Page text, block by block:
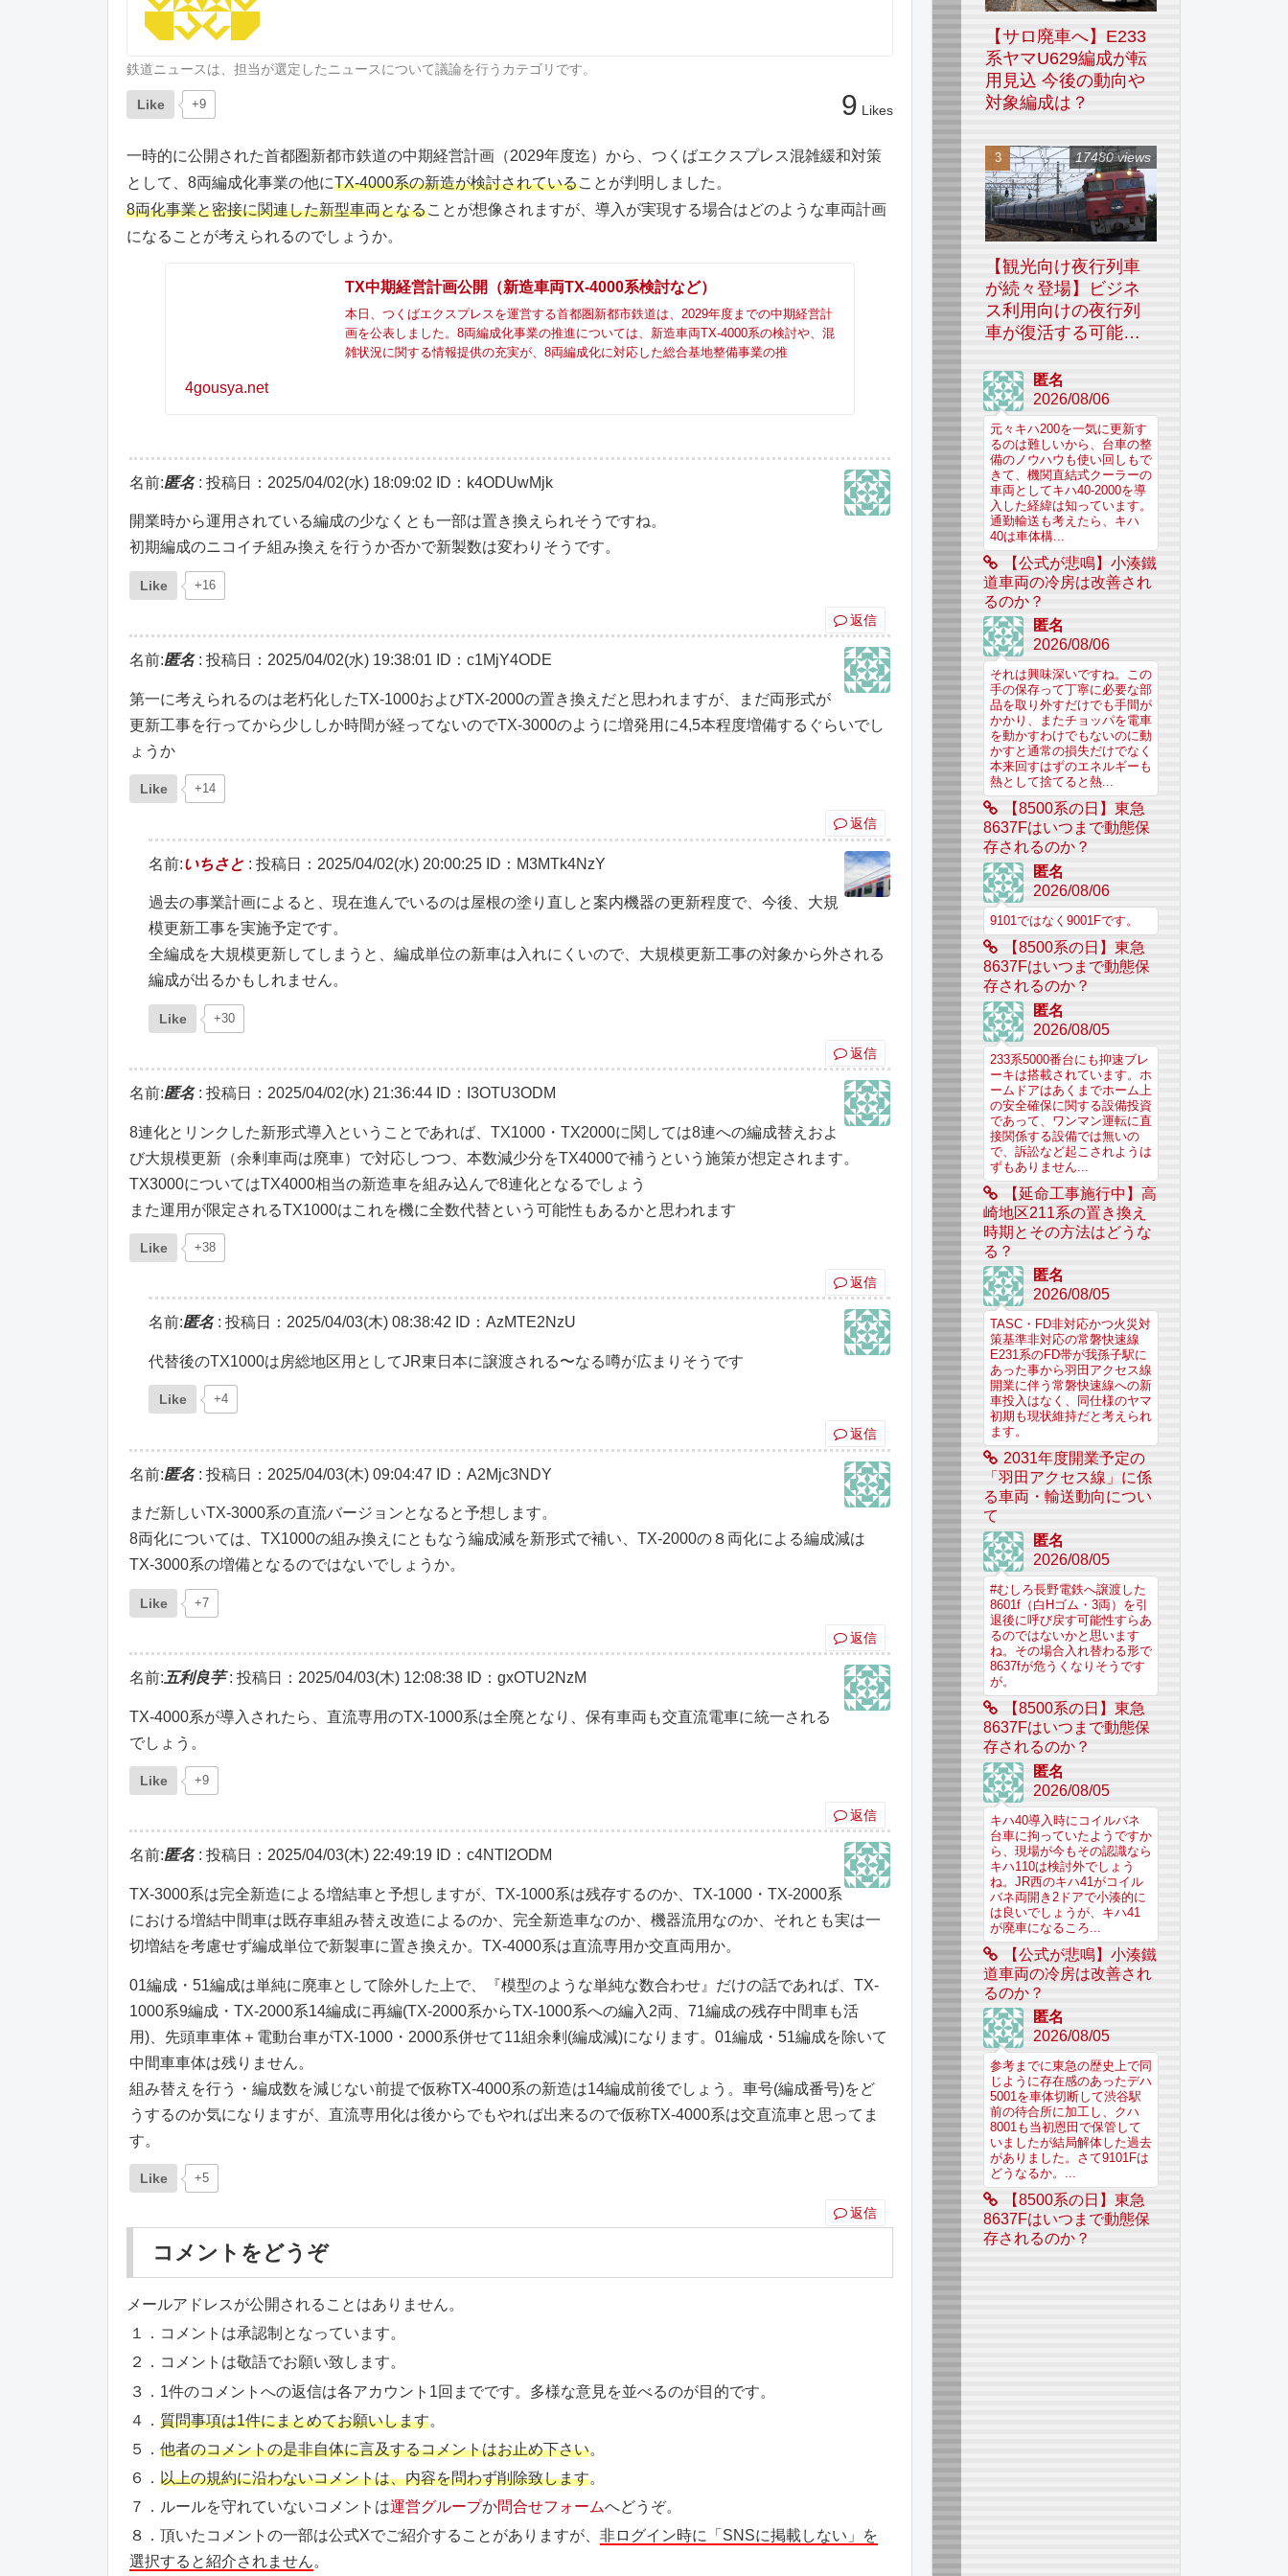
鉄道ニュースは、担当が選定したニュースについて議論を行うカテゴリです。
Like +9 9 Likes
一時的に公開された首都圏新都市鉄道の中期経営計画（2029年度迄）から、つくばエクスプレス混雑緩和対策
として、8両編成化事業の他にTX-4000系の新造が検討されていることが判明しました。
8両化事業と密接に関連した新型車両となることが想像されますが、導入が実現する場合はどのような車両計画
になることが考えられるのでしょうか。
TX中期経営計画公開（新造車両TX-4000系検討など）
本日、つくばエクスプレスを運営する首都圏新都市鉄道は、2029年度までの中期経営計
画を公表しました。8両編成化事業の推進については、新造車両TX-4000系の検討や、混
雑状況に関する情報提供の充実が、8両編成化に対応した総合基地整備事業の推
4gousya.net
名前:匿名: 投稿日：2025/04/02(水) 18:09:02 ID：k4ODUwMjk
開業時から運用されている編成の少なくとも一部は置き換えられそうですね。
初期編成のニコイチ組み換えを行うか否かで新製数は変わりそうです。
Like +16
返信
名前:匿名: 投稿日：2025/04/02(水) 19:38:01 ID：c1MjY4ODE
第一に考えられるのは老朽化したTX-1000およびTX-2000の置き換えだと思われますが、まだ両形式が
更新工事を行ってから少ししか時間が経ってないのでTX-3000のように増発用に4,5本程度増備するぐらいでし
ょうか
Like +14
返信
名前:いちさと : 投稿日：2025/04/02(水) 20:00:25 ID：M3MTk4NzY
過去の事業計画によると、現在進んでいるのは屋根の塗り直しと案内機器の更新程度で、今後、大規
模更新工事を実施予定です。
全編成を大規模更新してしまうと、編成単位の新車は入れにくいので、大規模更新工事の対象から外される
編成が出るかもしれません。
Like +30
返信
名前:匿名: 投稿日：2025/04/02(水) 21:36:44 ID：I3OTU3ODM
8連化とリンクした新形式導入ということであれば、TX1000・TX2000に関しては8連への編成替えおよ
び大規模更新（余剰車両は廃車）で対応しつつ、本数減少分をTX4000で補うという施策が想定されます。
TX3000についてはTX4000相当の新造車を組み込んで8連化となるでしょう
また運用が限定されるTX1000はこれを機に全数代替という可能性もあるかと思われます
Like +38
返信
名前:匿名: 投稿日：2025/04/03(木) 08:38:42 ID：AzMTE2NzU
代替後のTX1000は房総地区用としてJR東日本に譲渡される〜なる噂が広まりそうです
Like +4
返信
名前:匿名: 投稿日：2025/04/03(木) 09:04:47 ID：A2Mjc3NDY
まだ新しいTX-3000系の直流バージョンとなると予想します。
8両化については、TX1000の組み換えにともなう編成減を新形式で補い、TX-2000の８両化による編成減は
TX-3000系の増備となるのではないでしょうか。
Like +7
返信
名前: 五利良芋: 投稿日：2025/04/03(木) 12:08:38 ID：gxOTU2NzM
TX-4000系が導入されたら、直流専用のTX-1000系は全廃となり、保有車両も交直流電車に統一される
でしょう。
Like +9
返信
名前:匿名: 投稿日：2025/04/03(木) 22:49:19 ID：c4NTI2ODM
TX-3000系は完全新造による増結車と予想しますが、TX-1000系は残存するのか、TX-1000・TX-2000系
における増結中間車は既存車組み替え改造によるのか、完全新造車なのか、機器流用なのか、それとも実は一
切増結を考慮せず編成単位で新製車に置き換えか。TX-4000系は直流専用か交直両用か。
01編成・51編成は単純に廃車として除外した上で、『模型のような単純な数合わせ』だけの話であれば、TX-
1000系9編成・TX-2000系14編成に再編(TX-2000系からTX-1000系への編入2両、71編成の残存中間車も活
用)、先頭車車体＋電動台車がTX-1000・2000系併せて11組余剰(編成減)になります。01編成・51編成を除いて
中間車車体は残りません。
組み替えを行う・編成数を減じない前提で仮称TX-4000系の新造は14編成前後でしょう。車号(編成番号)をど
うするのか気になりますが、直流専用化は後からでもやれば出来るので仮称TX-4000系は交直流車と思ってま
す。
Like +5
返信
コメントをどうぞ
メールアドレスが公開されることはありません。
１．コメントは承認制となっています。
２．コメントは敬語でお願い致します。
３．1件のコメントへの返信は各アカウント1回までです。多様な意見を並べるのが目的です。
４．質問事項は1件にまとめてお願いします。
５．他者のコメントの是非自体に言及するコメントはお止め下さい。
６．以上の規約に沿わないコメントは、内容を問わず削除致します。
７．ルールを守れていないコメントは運営グループか問合せフォームへどうぞ。
８．頂いたコメントの一部は公式Xでご紹介することがありますが、非ログイン時に「SNSに掲載しない」を
選択すると紹介されません。
【サロ廃車へ】E233
系ヤマU629編成が転
用見込 今後の動向や
対象編成は？
【観光向け夜行列車
が続々登場】ビジネ
ス利用向けの夜行列
車が復活する可能性
17480 views
匿名
2026/08/06
元々キハ200を一気に更新す
るのは難しいから、台車の整
備のノウハウも使い回しもで
きて、機関直結式クーラーの
車両としてキハ40-2000を導
入した経緯は知っています。
通勤輸送も考えたら、キハ
40は車体構...
【公式が悲鳴】小湊鐵
道車両の冷房は改善され
るのか？
匿名
2026/08/06
それは興味深いですね。この
手の保存って丁寧に必要な部
品を取り外すだけでも手間が
かかり、またチョッパを電車
を動かすわけでもないのに動
かすと通常の損失だけでなく
本来回すはずのエネルギーも
熱として捨てると熱...
【8500系の日】東急
8637Fはいつまで動態保
存されるのか？
匿名
2026/08/06
9101ではなく9001Fです。
【8500系の日】東急
8637Fはいつまで動態保
存されるのか？
匿名
2026/08/05
233系5000番台にも抑速ブレ
ーキは搭載されています。ホ
ームドアはあくまでホーム上
の安全確保に関する設備投資
であって、ワンマン運転に直
接関係する設備では無いの
で、訴訟など起こされようは
ずもありません...
【延命工事施行中】高
崎地区211系の置き換え
時期とその方法はどうな
る？
匿名
2026/08/05
TASC・FD非対応かつ火災対
策基準非対応の常磐快速線
E231系のFD帯が我孫子駅に
あった事から羽田アクセス線
開業に伴う常磐快速線への新
車投入はなく、同仕様のヤマ
初期も現状維持だと考えられ
ます。
2031年度開業予定の
「羽田アクセス線」に係
る車両・輸送動向につい
て
匿名
2026/08/05
#むしろ長野電鉄へ譲渡した
8601f（白Hゴム・3両）を引
退後に呼び戻す可能性すらあ
るのではないかと思います
ね。その場合入れ替わる形で
8637fが危うくなりそうです
が。
【8500系の日】東急
8637Fはいつまで動態保
存されるのか？
匿名
2026/08/05
キハ40導入時にコイルバネ
台車に拘っていたようですか
ら、現場が今もその認識なら
キハ110は検討外でしょう
ね。JR西のキハ41がコイル
バネ両開き2ドアで小湊的に
は良いでしょうが、キハ41
が廃車になるころ...
【公式が悲鳴】小湊鐵
道車両の冷房は改善され
るのか？
匿名
2026/08/05
参考までに東急の歴史上で同
じように存在感のあったデハ
5001を車体切断して渋谷駅
前の待合所に加工し、クハ
8001も当初恩田で保管して
いましたが結局解体した過去
がありました。さて9101Fは
どうなるか。...
【8500系の日】東急
8637Fはいつまで動態保
存されるのか？